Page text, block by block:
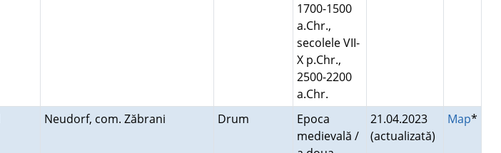
1700-1500
a.Chr.,
secolele VII-
X p.Chr.,
2500-2200
a.Chr.
Neudorf, com. Zăbrani Drum
Epoca
medievală /
21.04.2023
(actualizată)
Map*